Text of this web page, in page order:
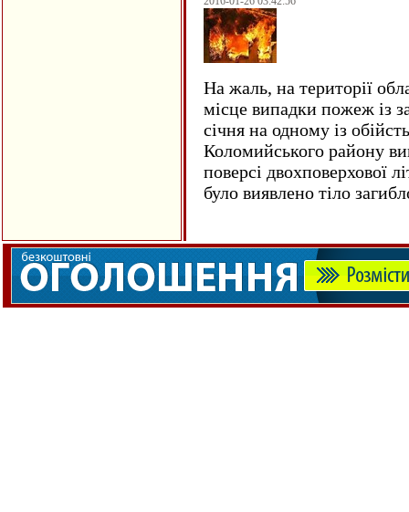
На жаль, на території
місце випадки пожеж із
січня на одному із
Коломийського району
поверсі двохповерхової
було виявлено тіло